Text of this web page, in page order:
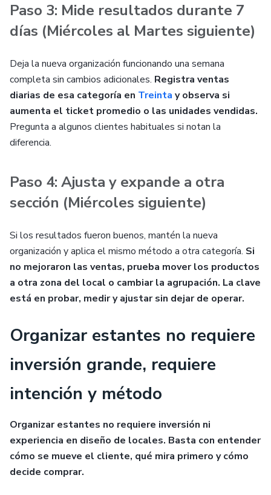
Paso 3: Mide resultados durante 7
días (Miércoles al Martes siguiente)
Deja la nueva organización funcionando una semana
completa sin cambios adicionales. Registra ventas
diarias de esa categoría en Treinta y observa si
aumenta el ticket promedio o las unidades vendidas.
Pregunta a algunos clientes habituales si notan la
diferencia.
Paso 4: Ajusta y expande a otra
sección (Miércoles siguiente)
Si los resultados fueron buenos, mantén la nueva
organización y aplica el mismo método a otra categoría. Si
no mejoraron las ventas, prueba mover los productos
a otra zona del local o cambiar la agrupación. La clave
está en probar, medir y ajustar sin dejar de operar.
Organizar estantes no requiere
inversión grande, requiere
intención y método
Organizar estantes no requiere inversión ni
experiencia en diseño de locales. Basta con entender
cómo se mueve el cliente, qué mira primero y cómo
decide comprar.